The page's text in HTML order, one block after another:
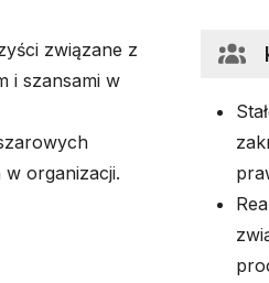
związane z
i szansami w
organizacji.